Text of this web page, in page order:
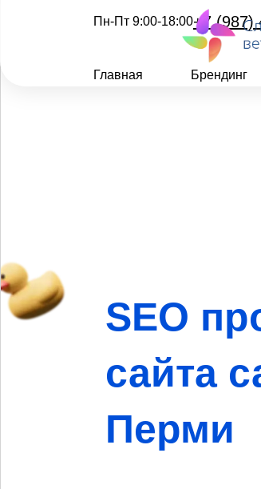
Пн-Пт 9:00-18:00+7 (987)
Главная Брендинг
SEO
сайта
Перми